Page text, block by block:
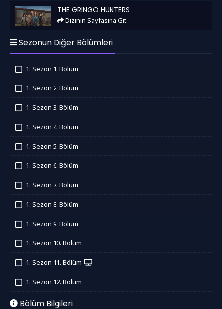
The Gringo HuntersTHE GRINGO HUNTERS
Dizinin Sayfasına Git
Sezonun Diğer Bölümleri
1. Sezon 1. Bölüm
1. Sezon 2. Bölüm
1. Sezon 3. Bölüm
1. Sezon 4. Bölüm
1. Sezon 5. Bölüm
1. Sezon 6. Bölüm
1. Sezon 7. Bölüm
1. Sezon 8. Bölüm
1. Sezon 9. Bölüm
1. Sezon 10. Bölüm
1. Sezon 11. Bölüm
1. Sezon 12. Bölüm
Bölüm Bilgileri